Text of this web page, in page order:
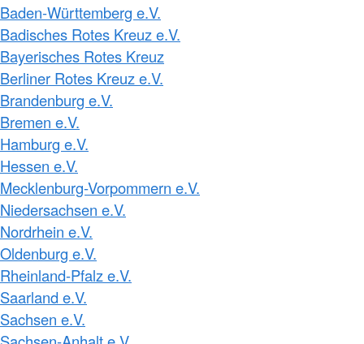
Baden-Württemberg e.V.
Badisches Rotes Kreuz e.V.
Bayerisches Rotes Kreuz
Berliner Rotes Kreuz e.V.
Brandenburg e.V.
Bremen e.V.
Hamburg e.V.
Hessen e.V.
Mecklenburg-Vorpommern e.V.
Niedersachsen e.V.
Nordrhein e.V.
Oldenburg e.V.
Rheinland-Pfalz e.V.
Saarland e.V.
Sachsen e.V.